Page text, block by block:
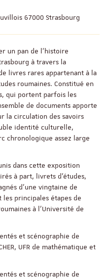
67000 Strasbourg
un pan de l’histoire
à travers la
livres rares appartenant à la
roumaines. Constitué en
qui portent parfois les
de documents apporte
la circulation des savoirs
identité culturelle,
chronologique assez large
dans cette exposition
à part, livrets d’études,
d’une vingtaine de
principales étapes de
à l’Université de
et scénographie de
UFR de mathématique et
et scénographie de